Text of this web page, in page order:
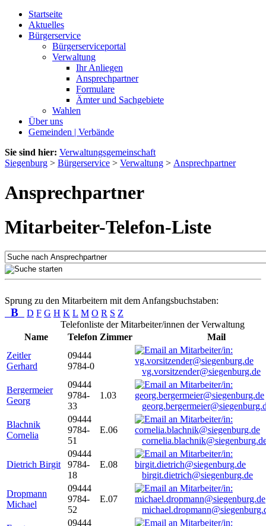
Startseite
Aktuelles
Bürgerservice
Bürgerserviceportal
Verwaltung
Ihr Anliegen
Ansprechpartner
Formulare
Ämter und Sachgebiete
Wahlen
Über uns
Gemeinden | Verbände
Sie sind hier: Verwaltungsgemeinschaft
Siegenburg > Bürgerservice > Verwaltung > Ansprechpartner
Ansprechpartner
Mitarbeiter-Telefon-Liste
Sprung zu den Mitarbeitern mit dem Anfangsbuchstaben:
B D F G H K L M O R S Z
Telefonliste der Mitarbeiter/innen der Verwaltung
Name
Telefon Zimmer
Mail
Zeitler
Gerhard
09444
9784-0
vg.vorsitzender@siegenburg.de
Bergermeier
Georg
09444
9784-
33
1.03
Blachnik
Cornelia
09444
9784-
51
E.06
Dietrich Birgit
09444
9784-
18
E.08
birgit.dietrich@siegenburg.de
Dropmann
Michael
09444
9784-
52
E.07
09444